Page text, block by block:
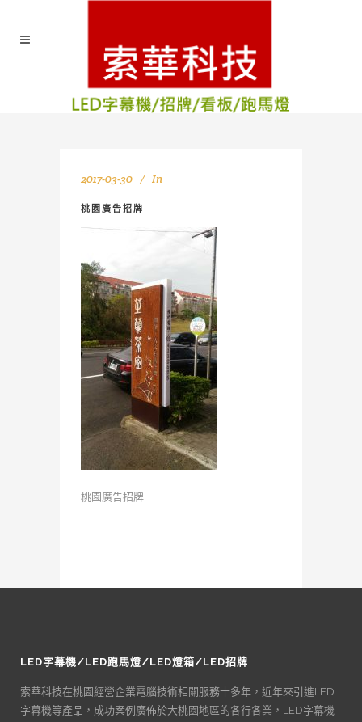
2017-03-30 In
桃園廣告招牌
桃園廣告招牌
LED字幕機/LED跑馬燈/LED燈箱/LED招牌
索華科技在桃園經營企業電腦技術相關服務十多年，近年來引進LED
字幕機等產品，成功案例廣佈於大桃園地區的各行各業，LED字幕機